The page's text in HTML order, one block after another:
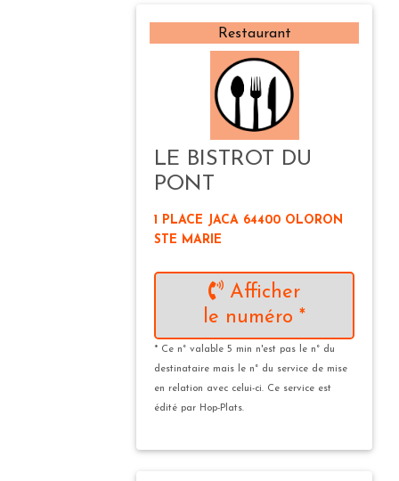
Restaurant
LE BISTROT DU
PONT
1 PLACE JACA 64400 OLORON
STE MARIE
Afficher
le numéro *
* Ce n° valable 5 min n'est pas le n° du
destinataire mais le n° du service de mise
en relation avec celui-ci. Ce service est
édité par Hop-Plats.